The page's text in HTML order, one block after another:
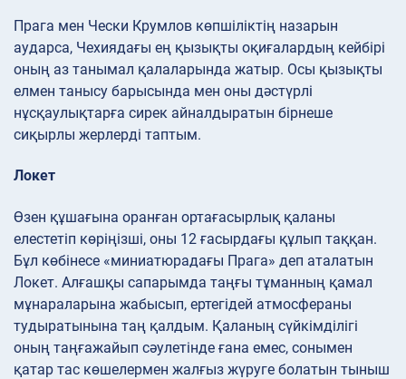
Прага мен Чески Крумлов көпшіліктің назарын
аударса, Чехиядағы ең қызықты оқиғалардың кейбірі
оның аз танымал қалаларында жатыр. Осы қызықты
елмен танысу барысында мен оны дәстүрлі
нұсқаулықтарға сирек айналдыратын бірнеше
сиқырлы жерлерді таптым.
Локет
Өзен құшағына оранған ортағасырлық қаланы
елестетіп көріңізші, оны 12 ғасырдағы құлып таққан.
Бұл көбінесе «миниатюрадағы Прага» деп аталатын
Локет. Алғашқы сапарымда таңғы тұманның қамал
мұнараларына жабысып, ертегідей атмосфераны
тудыратынына таң қалдым. Қаланың сүйкімділігі
оның таңғажайып сәулетінде ғана емес, сонымен
қатар тас көшелермен жалғыз жүруге болатын тыныш